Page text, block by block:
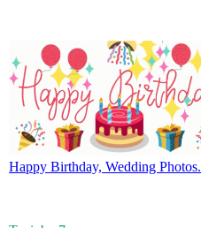
Happy Birthday, Wedding Photos.